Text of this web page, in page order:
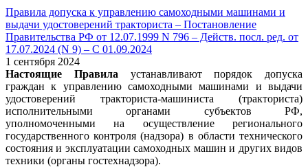
Правила допуска к управлению самоходными машинами и
выдачи удостоверений тракториста – Постановление
Правительства РФ от 12.07.1999 N 796 – Действ. посл. ред. от
17.07.2024 (N 9) – С 01.09.2024
1 сентября 2024
Настоящие Правила устанавливают порядок допуска
граждан к управлению самоходными машинами и выдачи
удостоверений тракториста-машиниста (тракториста)
исполнительными органами субъектов РФ,
уполномоченными на осуществление регионального
государственного контроля (надзора) в области технического
состояния и эксплуатации самоходных машин и других видов
техники (органы гостехнадзора).